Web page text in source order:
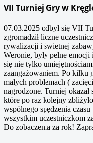
VII Turniej Gry w
07.03.2025 odbył się VII
zgromadził liczne
rywalizacji i świetnej
Weronie, były pełne
się nie tylko
zaangażowaniem. Po kilku
małych problemach (
nagrodzone. Turniej
które po raz kolejny
wspólnego spędzenia
wszystkim uczestniczkom
Do zobaczenia za rok!